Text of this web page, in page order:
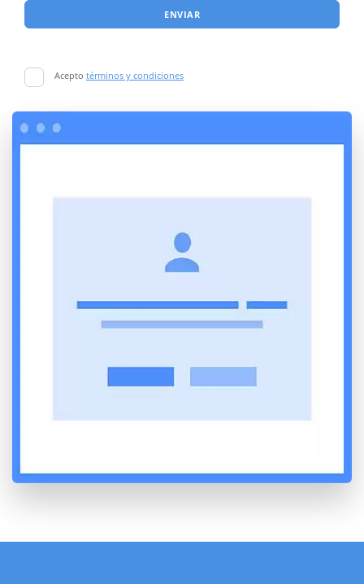
ENVIAR
Acepto términos y condiciones